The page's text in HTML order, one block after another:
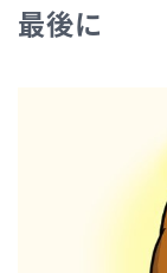
最後に